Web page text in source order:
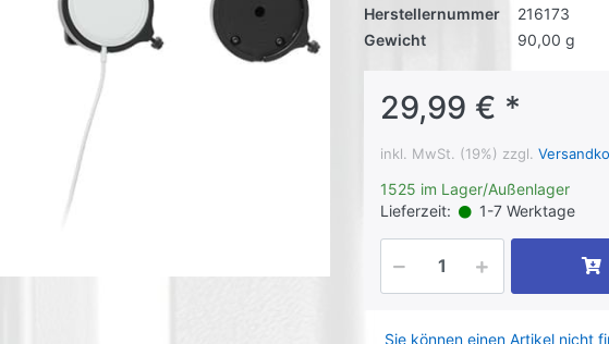
Herstellernummer
216173
Gewicht
90,00 g
29,99 € *
inkl. MwSt. (19%) zzgl.
1525 im Lager/Außenlager
Lieferzeit:
1-7 Werktage
Sie können einen Artikel nicht